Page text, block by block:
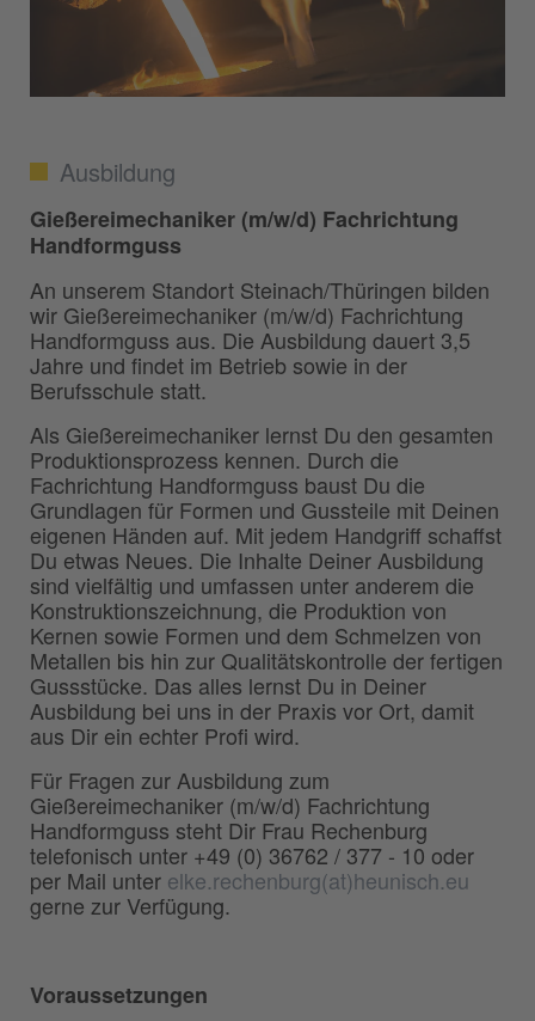
Ausbildung
Gießereimechaniker (m/w/d) Fachrichtung
Handformguss
An unserem Standort Steinach/Thüringen bilden
wir Gießereimechaniker (m/w/d) Fachrichtung
Handformguss aus. Die Ausbildung dauert 3,5
Jahre und findet im Betrieb sowie in der
Berufsschule statt.
Als Gießereimechaniker lernst Du den gesamten
Produktionsprozess kennen. Durch die
Fachrichtung Handformguss baust Du die
Grundlagen für Formen und Gussteile mit Deinen
eigenen Händen auf. Mit jedem Handgriff schaffst
Du etwas Neues. Die Inhalte Deiner Ausbildung
sind vielfältig und umfassen unter anderem die
Konstruktionszeichnung, die Produktion von
Kernen sowie Formen und dem Schmelzen von
Metallen bis hin zur Qualitätskontrolle der fertigen
Gussstücke. Das alles lernst Du in Deiner
Ausbildung bei uns in der Praxis vor Ort, damit
aus Dir ein echter Profi wird.
Für Fragen zur Ausbildung zum
Gießereimechaniker (m/w/d) Fachrichtung
Handformguss steht Dir Frau Rechenburg
telefonisch unter +49 (0) 36762 / 377 - 10 oder
per Mail unter elke.rechenburg(at)heunisch.eu
gerne zur Verfügung.
Voraussetzungen